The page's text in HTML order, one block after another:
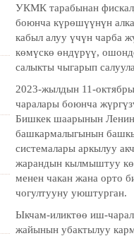
УКМК тарабынан
боюнча күрөшүүнүн
кабыл алуу үчүн чарба
көмүскө өндүрүү,
салыкты чыгарып
2023-жылдын 11-
чаралары боюнча
Бишкек шаарынын
башкармалыгынын
системалары аркылуу
жарандын кылмыштуу
менен чакан жана орто
чогултууну уюштурган.
Ыкчам-иликтөө иш-
жайынын убактылуу